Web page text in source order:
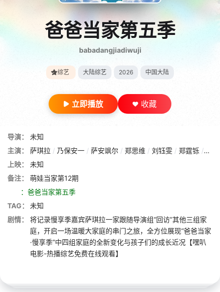
爸爸当家第五季
babadangjiadiwuji
综艺 大陆综艺 2026 中国大陆
立即播放 收藏
导演：
未知
主演：
萨琪拉 / 乃保安一 / 萨安飒尔 / 郑思维 / 刘钰雯 / 郑霆铄 / 郑
上映：
未知
备注：
萌娃当家第12期
：爸爸当家第五季
TAG：
未知
剧情：
将记录慢享季嘉宾萨琪拉一家跟随导演组“回访”其他三组家
庭，开启一场温暖大家庭的串门之旅，全方位展现“爸爸当家
·慢享季”中四组家庭的全新变化与孩子们的成长近况【嘿叭
电影-热播综艺免费在线观看】